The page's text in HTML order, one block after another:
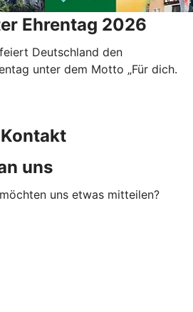
Ehrentag 2026
Deutschland den
unter dem Motto „Für dich.
Kontakt
uns
uns etwas mitteilen?